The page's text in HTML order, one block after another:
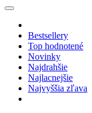
Bestsellery
Top hodnotené
Novinky
Najdrahšie
Najlacnejšie
Najvyššia zľava